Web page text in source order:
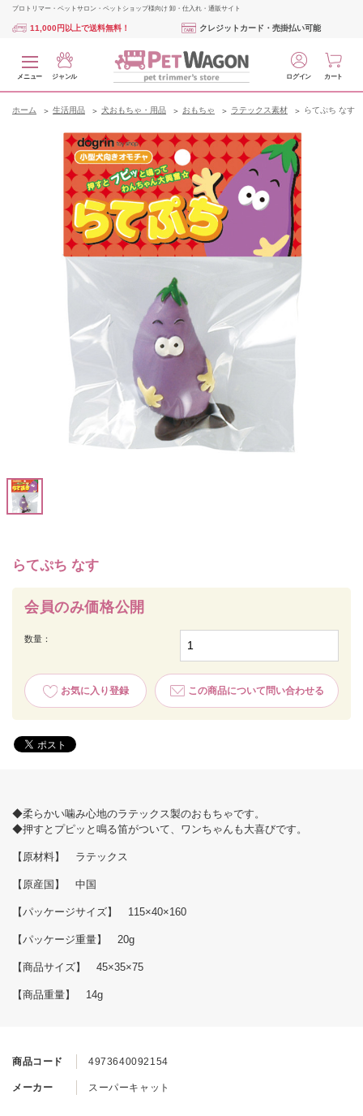
プロトリマー・ペットサロン・ペットショップ様向け 卸・仕入れ・通販サイト
11,000円以上で送料無料！ クレジットカード・売掛払い可能
メニュー ジャンル ログイン カート
ホーム 生活用品 犬おもちゃ・用品 おもちゃ ラテックス素材 らてぷち なす
らてぷち なす
会員のみ価格公開
数量：
お気に入り登録 この商品について問い合わせる
商品コード 4973640092154
メーカー スーパーキャット
◆柔らかい噛み心地のラテックス製のおもちゃです。
◆押すとプピッと鳴る笛がついて、ワンちゃんも大喜びです。
【原材料】 ラテックス
【原産国】 中国
【パッケージサイズ】 115×40×160
【パッケージ重量】 20g
【商品サイズ】 45×35×75
【商品重量】 14g